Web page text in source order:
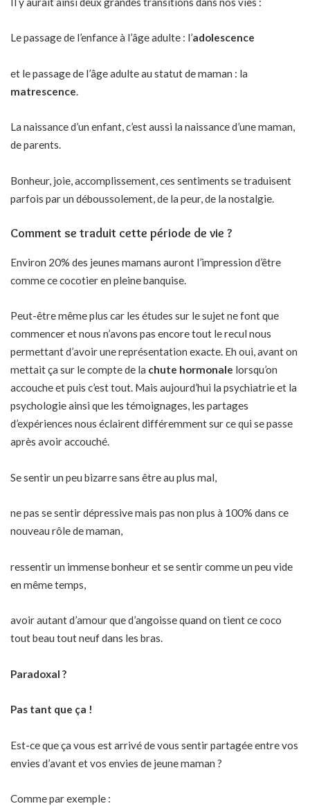
Le passage de l’enfance à l’âge adulte : l’adolescence
et le passage de l’âge adulte au statut de maman : la
matrescence.
La naissance d’un enfant, c’est aussi la naissance d’une maman,
de parents.
Bonheur, joie, accomplissement, ces sentiments se traduisent
parfois par un déboussolement, de la peur, de la nostalgie.
Comment se traduit cette période de vie ?
Environ 20% des jeunes mamans auront l’impression d’être
comme ce cocotier en pleine banquise.
Peut-être même plus car les études sur le sujet ne font que
commencer et nous n’avons pas encore tout le recul nous
permettant d’avoir une représentation exacte. Eh oui, avant on
mettait ça sur le compte de la chute hormonale lorsqu’on
accouche et puis c’est tout. Mais aujourd’hui la psychiatrie et la
psychologie ainsi que les témoignages, les partages
d’expériences nous éclairent différemment sur ce qui se passe
après avoir accouché.
Se sentir un peu bizarre sans être au plus mal,
ne pas se sentir dépressive mais pas non plus à 100% dans ce
nouveau rôle de maman,
ressentir un immense bonheur et se sentir comme un peu vide
en même temps,
avoir autant d’amour que d’angoisse quand on tient ce coco
tout beau tout neuf dans les bras.
Paradoxal ?
Pas tant que ça !
Est-ce que ça vous est arrivé de vous sentir partagée entre vos
envies d’avant et vos envies de jeune maman ?
Comme par exemple :